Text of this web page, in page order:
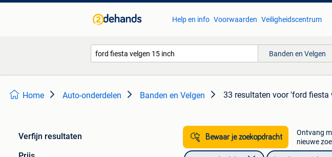
Help en info Voorwaarden Veiligheidscentrum
Banden en Velgen
Home Auto-onderdelen Banden en Velgen 33 resultaten voor 'ford fiesta
Verfijn resultaten
Bewaar je zoekopdracht
Ontvang
nieuwe